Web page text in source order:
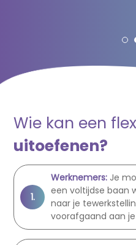
Wie kan een
uitoefenen?
Werknemers: Je
een voltijdse baan
naar je
voorafgaand aan